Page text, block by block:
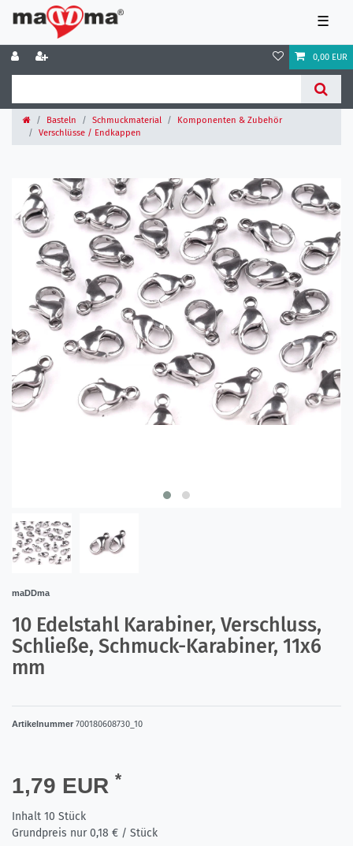
☰
0,00 EUR
Basteln Schmuckmaterial
Komponenten & Zubehör
Verschlüsse / Endkappen
maDDma
10 Edelstahl Karabiner, Verschluss,
Schließe, Schmuck-Karabiner, 11x6
mm
Artikelnummer 700180608730_10
1,79 EUR *
Inhalt 10 Stück
Grundpreis nur0,18 € / Stück